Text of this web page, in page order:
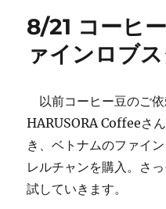
ー
8/21 コーヒ
ァインロブス
以前コーヒー豆のご
HARUSORA Coffeeさ
き、ベトナムのファイ
レルチャンを購入。さ
試していきます。